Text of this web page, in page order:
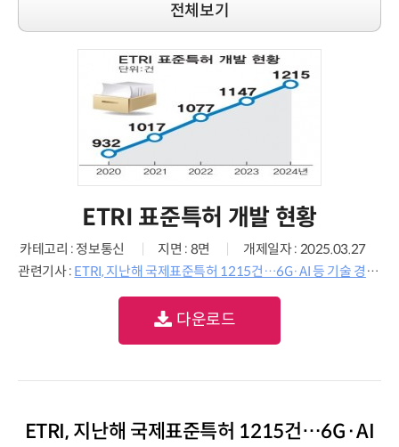
전체보기
ETRI 표준특허 개발 현황
카테고리 : 정보통신 지면 : 8면
개제일자 : 2025.03.27
관련기사 : ETRI, 지난해 국제표준특허 1215건…6G·AI 등 기술 경쟁력↑
다운로드
ETRI, 지난해 국제표준특허 1215건…6G·AI